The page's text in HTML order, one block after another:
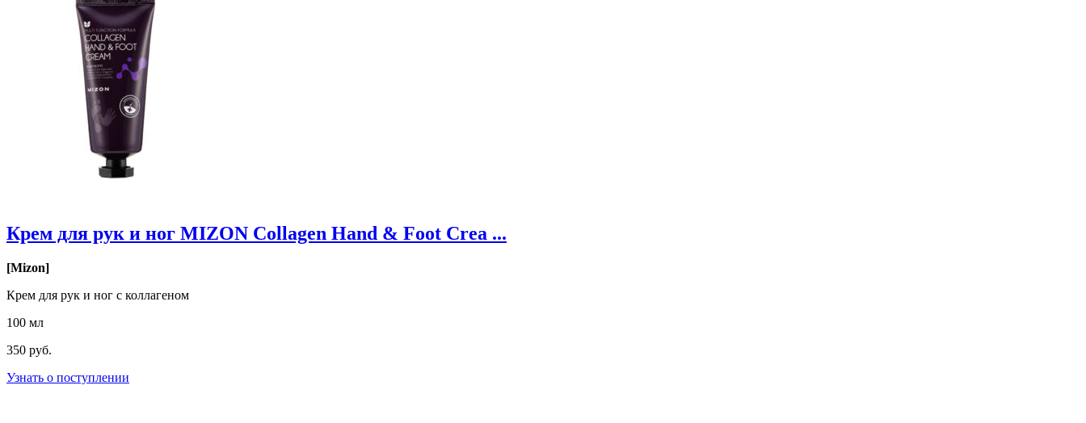
Крем для рук и ног MIZON Collagen Hand & Foot Crea ...
[Mizon]
Крем для рук и ног с коллагеном
100 мл
350 руб.
Узнать о поступлении